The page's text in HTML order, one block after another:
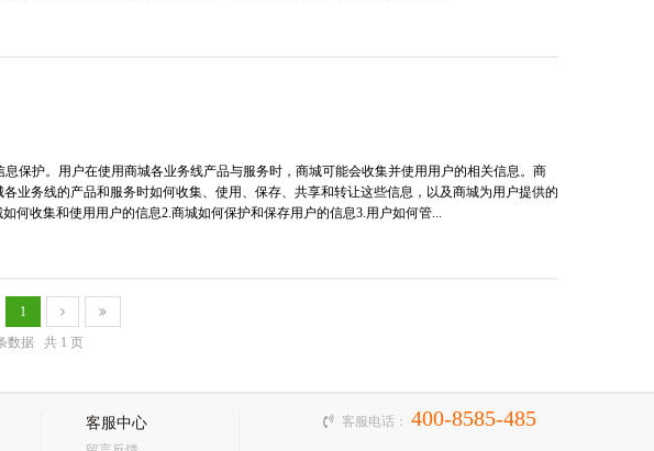
保护。用户在使用商城各业务线产品与服务时，商城可能会收集并使用用户的相关信息。商
业务线的产品和服务时如何收集、使用、保存、共享和转让这些信息，以及商城为用户提供的
何收集和使用用户的信息2.商城如何保护和保存用户的信息3.用户如何管...
1
数据
共 1 页
客服中心 客服电话： 400-8585-485